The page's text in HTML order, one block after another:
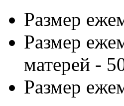
Размер
Размер
матерей -
Размер